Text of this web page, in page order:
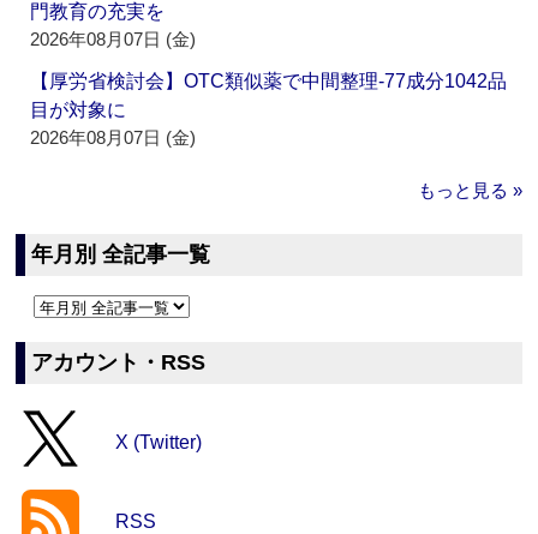
門教育の充実を
2026年08月07日 (金)
【厚労省検討会】OTC類似薬で中間整理‐77成分1042品
目が対象に
2026年08月07日 (金)
もっと見る »
年月別 全記事一覧
アカウント・RSS
X (Twitter)
RSS